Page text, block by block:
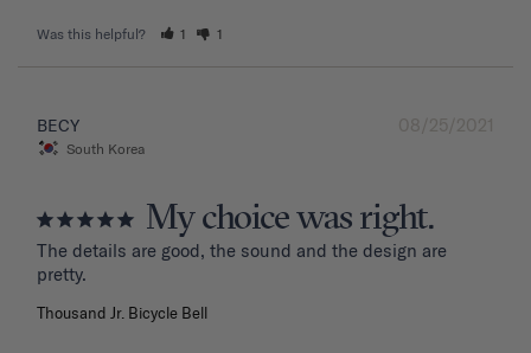
Was this helpful? 1 1
08/25/2021
BECY
South Korea
My choice was right.
The details are good, the sound and the design are
Thousand Jr. Bicycle Bell